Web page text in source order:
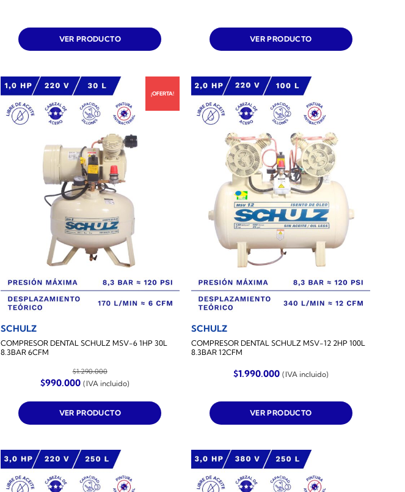
VER PRODUCTO VER PRODUCTO
¡OFERTA!
SCHULZ
COMPRESOR DENTAL SCHULZ MSV-6 1HP 30L
8.3BAR 6CFM
$1.290.000
El
precio
original
$1.290.000.
$990.000El
precio
actual
es:
$990.000.
(IVA incluido)
VER PRODUCTO
SCHULZ
COMPRESOR DENTAL SCHULZ MSV-12 2HP 100L
8.3BAR 12CFM
$1.990.000 (IVA incluido)
VER PRODUCTO